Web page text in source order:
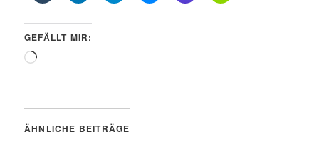
GEFÄLLT MIR:
Wird
ÄHNLICHE BEITRÄGE